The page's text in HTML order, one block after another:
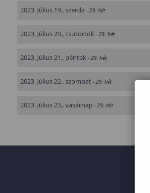
2023. Július 19., szerda - 29. hét
2023. Július 20., csütörtök - 29. hét
2023. Július 21., péntek - 29. hét
2023. Július 22., szombat - 29. hét
2023. Július 23., vasárnap - 29. hét